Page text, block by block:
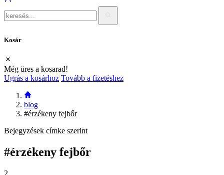
Kosár
Még üres a kosarad!
Ugrás a kosárhoz Tovább a fizetéshez
blog
#érzékeny fejbőr
Bejegyzések címke szerint
#érzékeny fejbőr